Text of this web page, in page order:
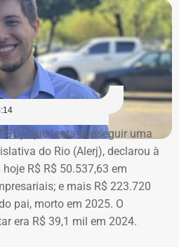
(Novo) à Justiça Eleitoral — Foto:
Divulgacand
que tenta conseguir uma
do Rio (Alerj), declarou à
R$ R$ 50.537,63 em
e mais R$ 223.720
pai, morto em 2025. O
era R$ 39,1 mil em 2024.